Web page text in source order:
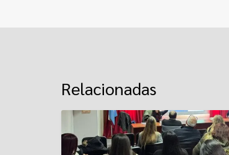
Relacionadas